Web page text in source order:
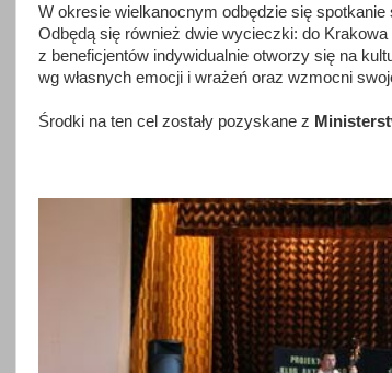
W okresie wielkanocnym odbędzie się spotkanie
Odbędą się również dwie wycieczki: do
z beneficjentów indywidualnie otworzy się na
wg własnych emocji i wrażeń oraz wzmocni
Środki na ten cel zostały pozyskane z